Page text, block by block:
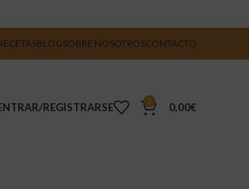
BLOGSOBRE NOSOTROSCONTACTO
REGISTRARSE 0 0,00€